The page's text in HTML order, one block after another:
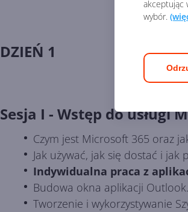
akceptując
wybór.
DZIEŃ 1
Sesja I - Wstęp do
Czym jest Microsoft 365 oraz
Jak używać, jak się dostać i
Indywidualna praca z
Budowa okna aplikacji Outlook.
Tworzenie i wykorzystywanie